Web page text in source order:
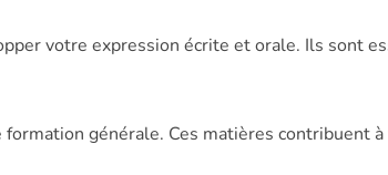
votre expression écrite et orale. Ils sont
générale. Ces matières contribuent